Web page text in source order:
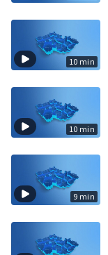
10 min
10 min
9 min